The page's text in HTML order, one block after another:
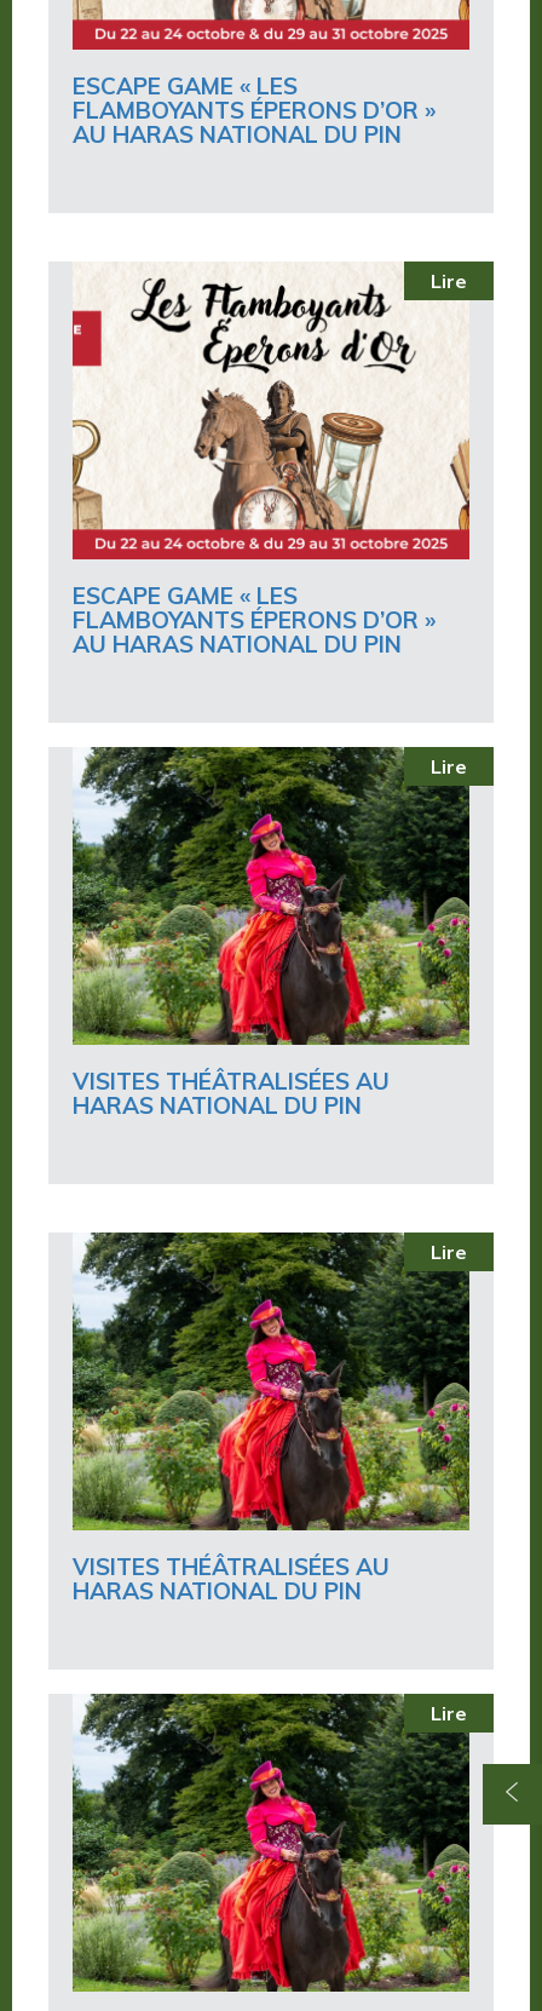
ESCAPE GAME « LES
FLAMBOYANTS ÉPERONS D’OR »
AU HARAS NATIONAL DU PIN
Lire
ESCAPE GAME « LES
FLAMBOYANTS ÉPERONS D’OR »
AU HARAS NATIONAL DU PIN
Lire
VISITES THÉÂTRALISÉES AU
HARAS NATIONAL DU PIN
Lire
VISITES THÉÂTRALISÉES AU
HARAS NATIONAL DU PIN
Lire